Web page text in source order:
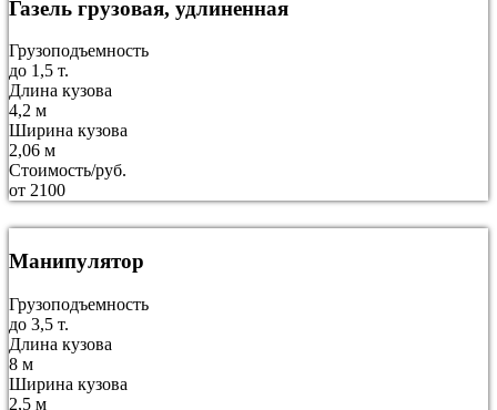
Газель грузовая, удлиненная
Грузоподъемность
до 1,5 т.
Длина кузова
4,2 м
Ширина кузова
2,06 м
Стоимость/руб.
от 2100
Манипулятор
Грузоподъемность
до 3,5 т.
Длина кузова
8 м
Ширина кузова
2,5 м